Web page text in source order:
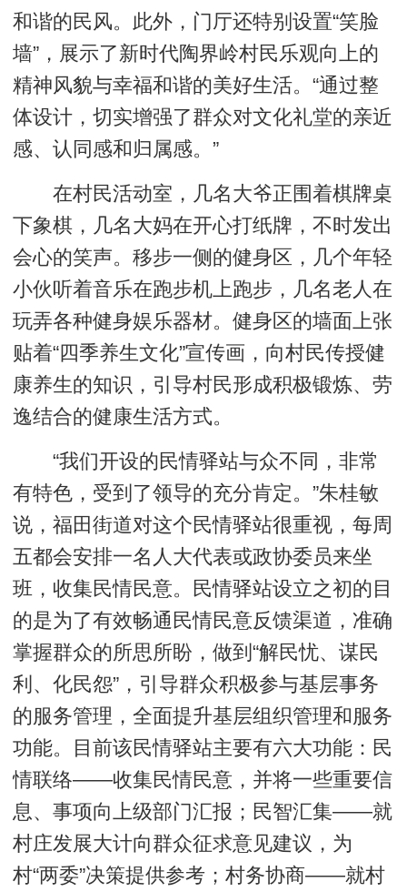
和谐的民风。此外，门厅还特别设置“笑脸
墙”，展示了新时代陶界岭村民乐观向上的
精神风貌与幸福和谐的美好生活。“通过整
体设计，切实增强了群众对文化礼堂的亲近
感、认同感和归属感。”
在村民活动室，几名大爷正围着棋牌桌
下象棋，几名大妈在开心打纸牌，不时发出
会心的笑声。移步一侧的健身区，几个年轻
小伙听着音乐在跑步机上跑步，几名老人在
玩弄各种健身娱乐器材。健身区的墙面上张
贴着“四季养生文化”宣传画，向村民传授健
康养生的知识，引导村民形成积极锻炼、劳
逸结合的健康生活方式。
“我们开设的民情驿站与众不同，非常
有特色，受到了领导的充分肯定。”朱桂敏
说，福田街道对这个民情驿站很重视，每周
五都会安排一名人大代表或政协委员来坐
班，收集民情民意。民情驿站设立之初的目
的是为了有效畅通民情民意反馈渠道，准确
掌握群众的所思所盼，做到“解民忧、谋民
利、化民怨”，引导群众积极参与基层事务
的服务管理，全面提升基层组织管理和服务
功能。目前该民情驿站主要有六大功能：民
情联络——收集民情民意，并将一些重要信
息、事项向上级部门汇报；民智汇集——就
村庄发展大计向群众征求意见建议，为
村“两委”决策提供参考；村务协商——就村